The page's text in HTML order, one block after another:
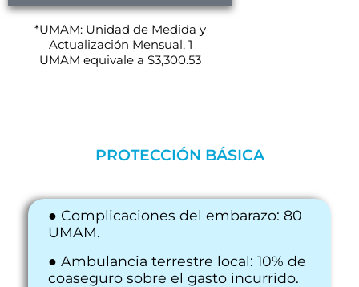
*UMAM: Unidad de Medida y
Actualización Mensual, 1
UMAM equivale a $3,300.53
PROTECCIÓN BÁSICA
● Complicaciones del embarazo: 80
UMAM.
● Ambulancia terrestre local: 10% de
coaseguro sobre el gasto incurrido.